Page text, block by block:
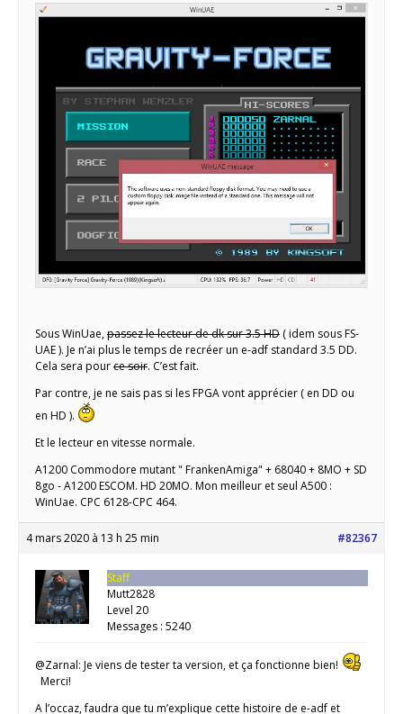
Sous WinUae,passez le lecteur de dk sur 3.5 HD ( idem sous FS-
UAE ). Je n’ai plus le temps de recréer un e-adf standard 3.5 DD.
Cela sera pource soir. C’est fait.
Par contre, je ne sais pas si les FPGA vont apprécier ( en DD ou
en HD ).
Et le lecteur en vitesse normale.
A1200 Commodore mutant " FrankenAmiga" + 68040 + 8MO + SD
8go - A1200 ESCOM. HD 20MO. Mon meilleur et seul A500 :
WinUae. CPC 6128-CPC 464.
4 mars 2020 à 13 h 25 min #82367
Staff
Mutt2828
Level 20
Messages : 5240
@Zarnal: Je viens de tester ta version, et ça fonctionne bien!
Merci!
A l’occaz, faudra que tu m’explique cette histoire de e-adf et